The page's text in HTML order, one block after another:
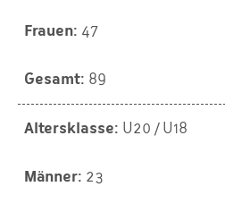
47
89
U20 / U18
23